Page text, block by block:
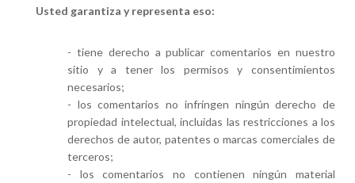
Usted garantiza y representa eso:
- tiene derecho a publicar comentarios en nuestro
sitio y a tener los permisos y consentimientos
necesarios;
- los comentarios no infringen ningún derecho de
propiedad intelectual, incluidas las restricciones a los
derechos de autor, patentes o marcas comerciales de
terceros;
- los comentarios no contienen ningún material